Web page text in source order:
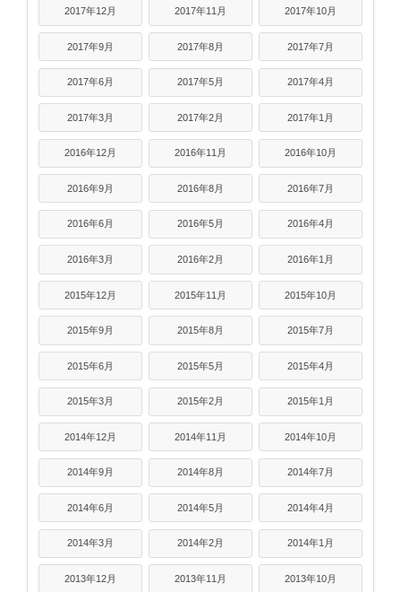
2017年12月 2017年11月 2017年10月
2017年9月 2017年8月 2017年7月
2017年6月 2017年5月 2017年4月
2017年3月 2017年2月 2017年1月
2016年12月 2016年11月 2016年10月
2016年9月 2016年8月 2016年7月
2016年6月 2016年5月 2016年4月
2016年3月 2016年2月 2016年1月
2015年12月 2015年11月 2015年10月
2015年9月 2015年8月 2015年7月
2015年6月 2015年5月 2015年4月
2015年3月 2015年2月 2015年1月
2014年12月 2014年11月 2014年10月
2014年9月 2014年8月 2014年7月
2014年6月 2014年5月 2014年4月
2014年3月 2014年2月 2014年1月
2013年12月 2013年11月 2013年10月